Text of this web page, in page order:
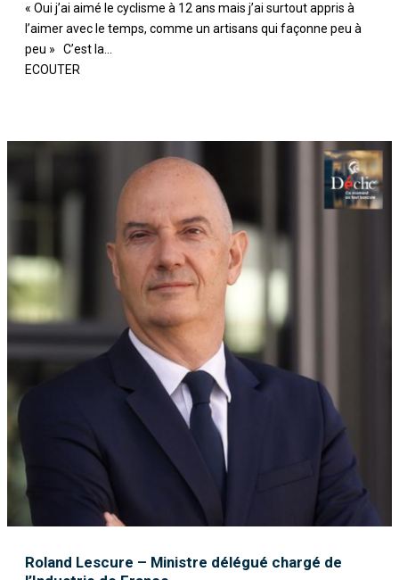
« Oui j’ai aimé le cyclisme à 12 ans mais j’ai surtout appris à
l’aimer avec le temps, comme un artisans qui façonne peu à
peu » C’est la...
ECOUTER
Roland Lescure – Ministre délégué chargé de